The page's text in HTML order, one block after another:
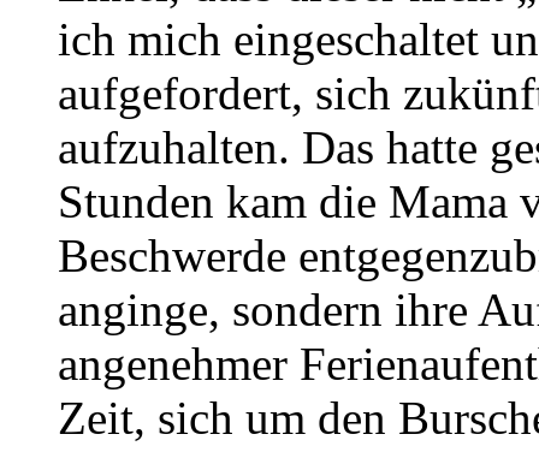
ich mich eingeschaltet
aufgefordert, sich
aufzuhalten. Das hatte
Stunden kam die Mama
Beschwerde
anginge, sondern ihre
angenehmer
Zeit, sich um den